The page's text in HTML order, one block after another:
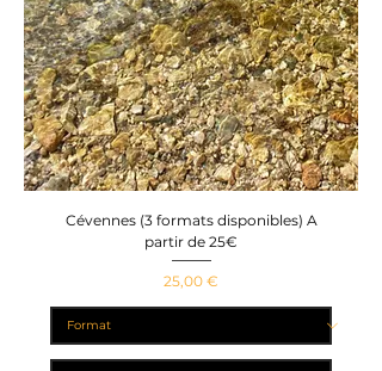
Cévennes (3 formats disponibles) A
partir de 25€
Prix
25,00 €